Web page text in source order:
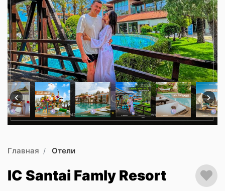
Главная Отели
IC Santai Famly Resort